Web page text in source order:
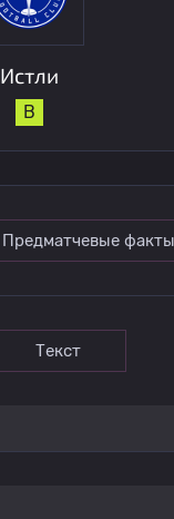
Истли
В
Предматчевые факты
Текст